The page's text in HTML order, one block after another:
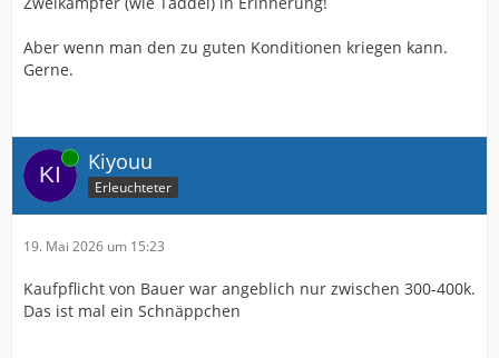
Aber wenn man den zu guten Konditionen kriegen kann.
Gerne.
Online Kiyouu
Erleuchteter
19. Mai 2026 um 15:23
Kaufpflicht von Bauer war angeblich nur zwischen 300-400k.
Das ist mal ein Schnäppchen